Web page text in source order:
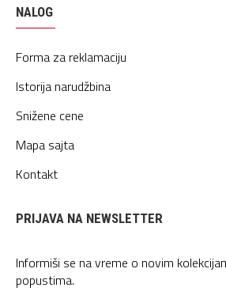
NALOG
Forma za reklamaciju
Istorija narudžbina
Snižene cene
Mapa sajta
Kontakt
PRIJAVA NA NEWSLETTER
Informiši se na vreme o novim
popustima.